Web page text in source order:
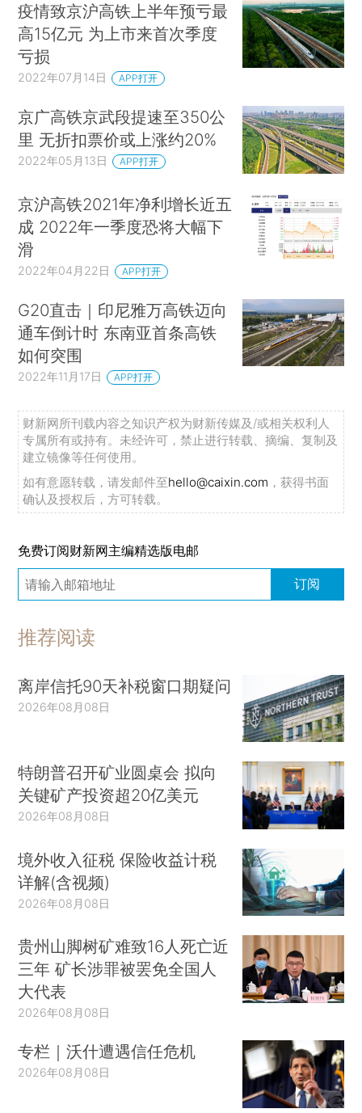
疫情致京沪高铁上半年预亏最
高15亿元 为上市来首次季度
亏损
2022年07月14日 APP打开
京广高铁京武段提速至350公
里 无折扣票价或上涨约20%
2022年05月13日 APP打开
京沪高铁2021年净利增长近五
成 2022年一季度恐将大幅下
滑
2022年04月22日 APP打开
G20直击｜印尼雅万高铁迈向
通车倒计时 东南亚首条高铁
如何突围
2022年11月17日 APP打开
财新网所刊载内容之知识产权为财新传媒及/或相关权利人
专属所有或持有。未经许可，禁止进行转载、摘编、复制及
建立镜像等任何使用。
如有意愿转载，请发邮件至hello@caixin.com ，获得书面
确认及授权后，方可转载。
免费订阅财新网主编精选版电邮
订阅
推荐阅读
离岸信托90天补税窗口期疑问
2026年08月08日
特朗普召开矿业圆桌会 拟向
关键矿产投资超20亿美元
2026年08月08日
境外收入征税 保险收益计税
详解(含视频)
2026年08月08日
贵州山脚树矿难致16人死亡近
三年 矿长涉罪被罢免全国人
大代表
2026年08月08日
专栏｜沃什遭遇信任危机
2026年08月08日